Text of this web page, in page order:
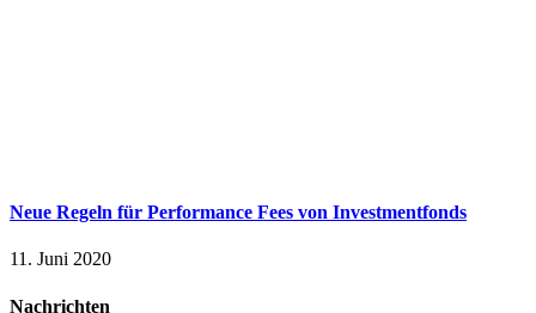
Neue Regeln für Performance Fees von Investmentfonds
11. Juni 2020
Nachrichten